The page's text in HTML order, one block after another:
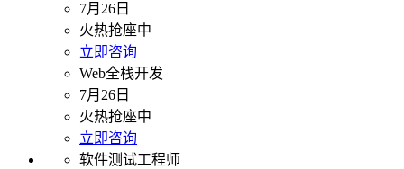
7月26日
火热抢座中
立即咨询
Web全栈开发
7月26日
火热抢座中
立即咨询
软件测试工程师